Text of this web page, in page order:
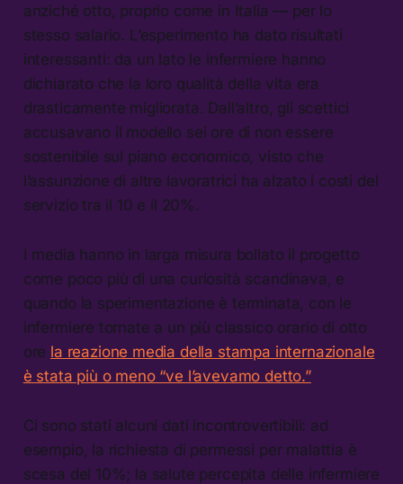
anziché otto, proprio come in Italia — per lo
stesso salario. L’esperimento ha dato risultati
interessanti: da un lato le infermiere hanno
dichiarato che la loro qualità della vita era
drasticamente migliorata. Dall’altro, gli scettici
accusavano il modello sei ore di non essere
sostenibile sul piano economico, visto che
l’assunzione di altre lavoratrici ha alzato i costi del
servizio tra il 10 e il 20%.
I media hanno in larga misura bollato il progetto
come poco più di una curiosità scandinava, e
quando la sperimentazione è terminata, con le
infermiere tornate a un più classico orario di otto
ore la reazione media della stampa internazionale
è stata più o meno “ve l’avevamo detto.”
Ci sono stati alcuni dati incontrovertibili: ad
esempio, la richiesta di permessi per malattia è
scesa del 10%; la salute percepita delle infermiere